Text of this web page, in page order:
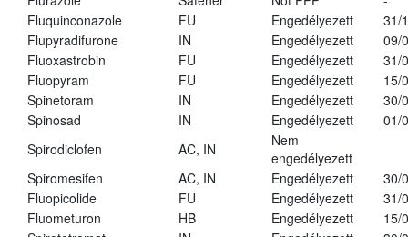
Fluquinconazole
FU Engedélyezett
31/
Flupyradifurone
IN Engedélyezett
09/
Fluoxastrobin
FU Engedélyezett
31/
Fluopyram
FU Engedélyezett
15/
Spinetoram
IN Engedélyezett
30/
Spinosad
IN Engedélyezett
01/
Spirodiclofen
AC, IN
Nem
engedélyezett
Spiromesifen
AC, IN Engedélyezett
30/
Fluopicolide
FU Engedélyezett
31/
Fluometuron
HB Engedélyezett
15/